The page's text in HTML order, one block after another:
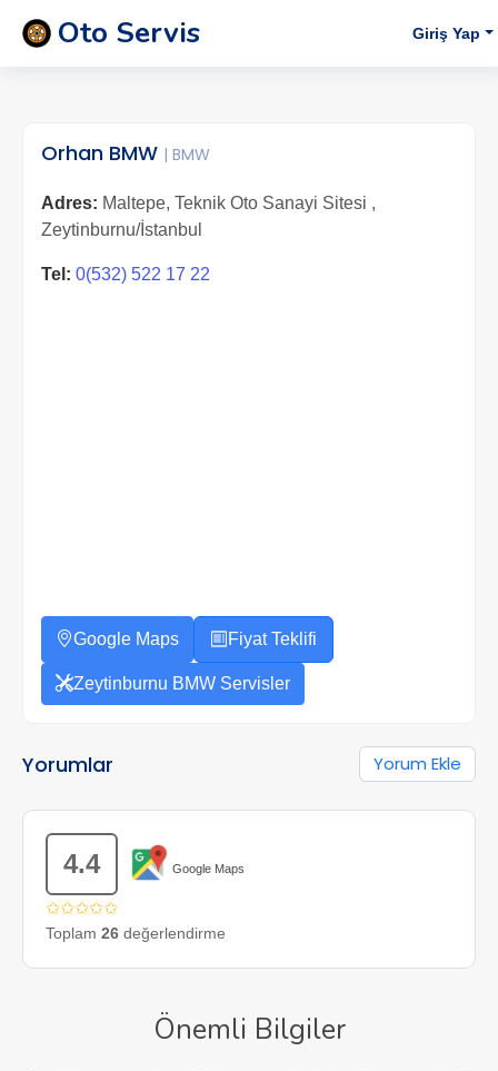
Oto Servis Giriş Yap
Orhan BMW | BMW
Adres: Maltepe, Teknik Oto Sanayi Sitesi ,
Zeytinburnu/İstanbul
Tel: 0(532) 522 17 22
Google Maps Fiyat Teklifi
Zeytinburnu BMW Servisler
Yorumlar Yorum Ekle
4.4 Google Maps
✩✩✩✩✩
Toplam 26 değerlendirme
Önemli Bilgiler